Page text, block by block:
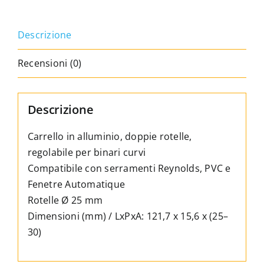
serramenti
PVC,
Window
quantità
Descrizione
Recensioni (0)
Descrizione
Carrello in alluminio, doppie rotelle,
regolabile per binari curvi
Compatibile con serramenti Reynolds, PVC e
Fenetre Automatique
Rotelle Ø 25 mm
Dimensioni (mm) / LxPxA: 121,7 x 15,6 x (25–
30)